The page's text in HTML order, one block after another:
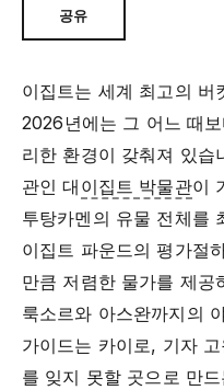
공유
이집트는 세계 최고의 버
2026년에는 그 어느 때
리한 환경이 갖춰져 있습
관인 대 이집트 박물관이
투탕카멘의 유물 전체를
이집트 파운드의 평가절
만큼 저렴한 물가를 제
룩소르와 아스완까지의
가이드는 카이로, 기자
를 잊지 못할 곳으로 만